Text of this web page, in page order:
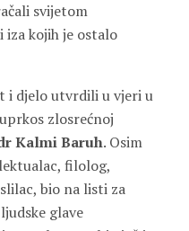
svijetom
iza kojih je ostalo
i djelo utvrdili u vjeri u
zlosrećnoj
Kalmi Baruh. Osim
filolog,
bio na listi za
glave